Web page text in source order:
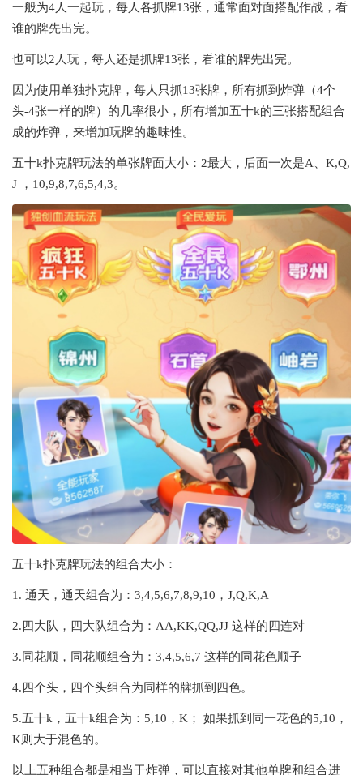
一般为4人一起玩，每人各抓牌13张，通常面对面搭配作战，看
谁的牌先出完。
也可以2人玩，每人还是抓牌13张，看谁的牌先出完。
因为使用单独扑克牌，每人只抓13张牌，所有抓到炸弹（4个
头-4张一样的牌）的几率很小，所有增加五十k的三张搭配组合
成的炸弹，来增加玩牌的趣味性。
五十k扑克牌玩法的单张牌面大小：2最大，后面一次是A、K,Q,
J ，10,9,8,7,6,5,4,3。
五十k扑克牌玩法的组合大小：
1. 通天，通天组合为：3,4,5,6,7,8,9,10，J,Q,K,A
2.四大队，四大队组合为：AA,KK,QQ,JJ 这样的四连对
3.同花顺，同花顺组合为：3,4,5,6,7 这样的同花色顺子
4.四个头，四个头组合为同样的牌抓到四色。
5.五十k，五十k组合为：5,10，K； 如果抓到同一花色的5,10，
K则大于混色的。
以上五种组合都是相当于炸弹，可以直接对其他单牌和组合进